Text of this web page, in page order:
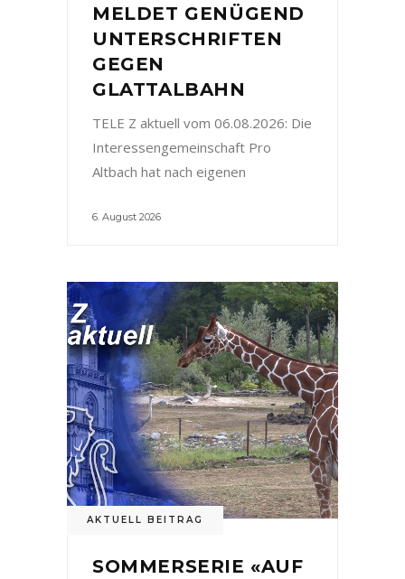
MELDET GENÜGEND
UNTERSCHRIFTEN
GEGEN
GLATTALBAHN
TELE Z aktuell vom 06.08.2026: Die
Interessengemeinschaft Pro
Altbach hat nach eigenen
6. August 2026
AKTUELL BEITRAG
SOMMERSERIE «AUF